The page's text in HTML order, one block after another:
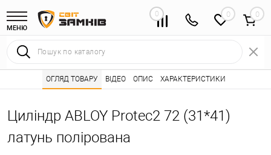
МЕНЮ
0 0
Інтернет магазин замків • Каталог товарів ⭐ • Серцевини
Циліндр ABLOY Protec2 72 (31*41)
латунь полірована
ОГЛЯД ТОВАРУ ВІДЕО ОПИС ХАРАКТЕРИСТИКИ